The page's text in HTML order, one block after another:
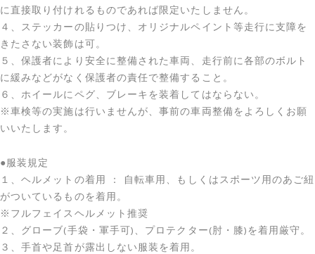
に直接取り付けれるものであれば限定いたしません。
４、ステッカーの貼りつけ、オリジナルペイント等走行に支障を
きたさない装飾は可。
５、保護者により安全に整備された車両、走行前に各部のボルト
に緩みなどがなく保護者の責任で整備すること。
６、ホイールにペグ、ブレーキを装着してはならない。
※車検等の実施は行いませんが、事前の車両整備をよろしくお願
いいたします。
●服装規定
１、ヘルメットの着用 ： 自転車用、もしくはスポーツ用のあご紐
がついているものを着用。
※フルフェイスヘルメット推奨
２、グローブ(手袋・軍手可)、プロテクター(肘・膝)を着用厳守。
３、手首や足首が露出しない服装を着用。